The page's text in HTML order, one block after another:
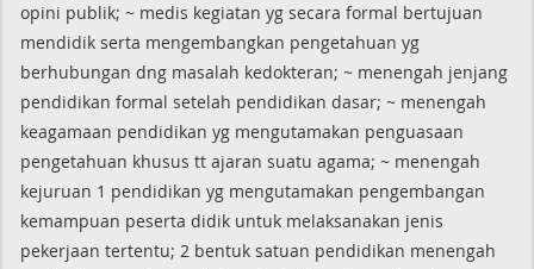
opini publik; ~ medis kegiatan yg secara formal bertujuan
mendidik serta mengembangkan pengetahuan yg
berhubungan dng masalah kedokteran; ~ menengah jenjang
pendidikan formal setelah pendidikan dasar; ~ menengah
keagamaan pendidikan yg mengutamakan penguasaan
pengetahuan khusus tt ajaran suatu agama; ~ menengah
kejuruan 1 pendidikan yg mengutamakan pengembangan
kemampuan peserta didik untuk melaksanakan jenis
pekerjaan tertentu; 2 bentuk satuan pendidikan menengah